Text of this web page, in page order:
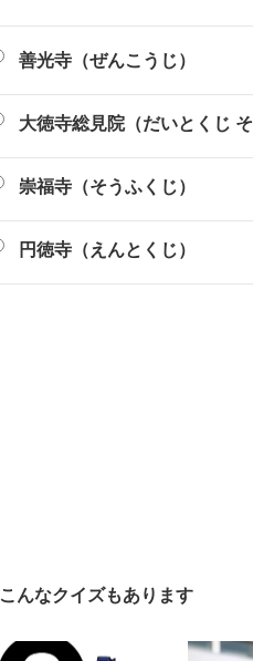
善光寺（ぜんこうじ）
大徳寺総見院（だいとくじ そ
崇福寺（そうふくじ）
円徳寺（えんとくじ）
こんなクイズもあります